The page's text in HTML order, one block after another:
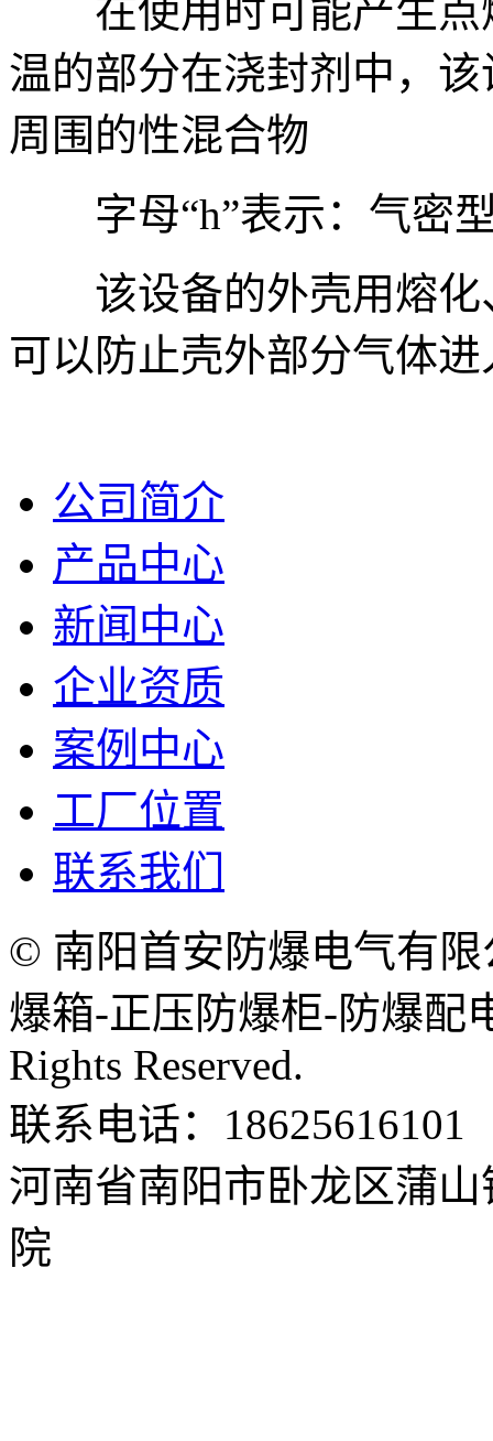
在使用时可能产生点
温的部分在浇封剂中，
周围的性混合物
字母“h”表示：气密
该设备的外壳用熔化
可以防止壳外部分气体进
公司简介
产品中心
新闻中心
企业资质
案例中心
工厂位置
联系我们
© 南阳首安防爆电气有
爆箱-正压防爆柜-防爆配
Rights Reserved.
联系电话：18625616101
河南省南阳市卧龙区蒲
院